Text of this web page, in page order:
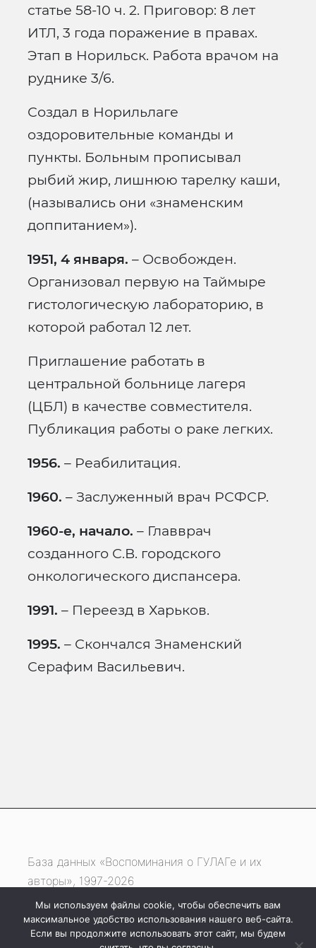
статье 58-10 ч. 2. Приговор: 8 лет
ИТЛ, 3 года поражение в правах.
Этап в Норильск. Работа врачом на
руднике 3/6.
Создал в Норильлаге
оздоровительные команды и
пункты. Больным прописывал
рыбий жир, лишнюю тарелку каши,
(назывались они «знаменским
доппитанием»).
1951, 4 января. – Освобожден.
Организовал первую на Таймыре
гистологическую лабораторию, в
которой работал 12 лет.
Приглашение работать в
центральной больнице лагеря
(ЦБЛ) в качестве совместителя.
Публикация работы о раке легких.
1956. – Реабилитация.
1960. – Заслуженный врач РСФСР.
1960-е, начало. – Главврач
созданного С.В. городского
онкологического диспансера.
1991. – Переезд в Харьков.
1995. – Скончался Знаменский
Серафим Васильевич.
База данных «Воспоминания о ГУЛАГе и их
авторы», 1997-2026
Если вы нашли ошибку, выделите фрагмент
текста и нажмите одновременно
Мы используем файлы cookie, чтобы обеспечить вам
максимальное удобство использования нашего веб-сайта.
Если вы продолжите использовать этот сайт, мы будем